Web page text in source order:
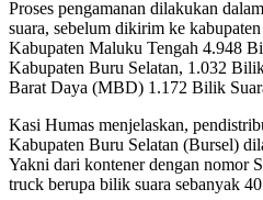
Proses pengamanan dilakukan
suara, sebelum dikirim ke
Kabupaten Maluku Tengah 4.948
Kabupaten Buru Selatan, 1.032
Barat Daya (MBD) 1.172 Bilik
Kasi Humas menjelaskan,
Kabupaten Buru Selatan (Bursel)
Yakni dari kontener dengan nomor
truck berupa bilik suara sebanyak